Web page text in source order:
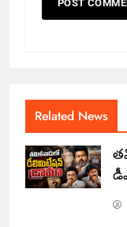
Related News